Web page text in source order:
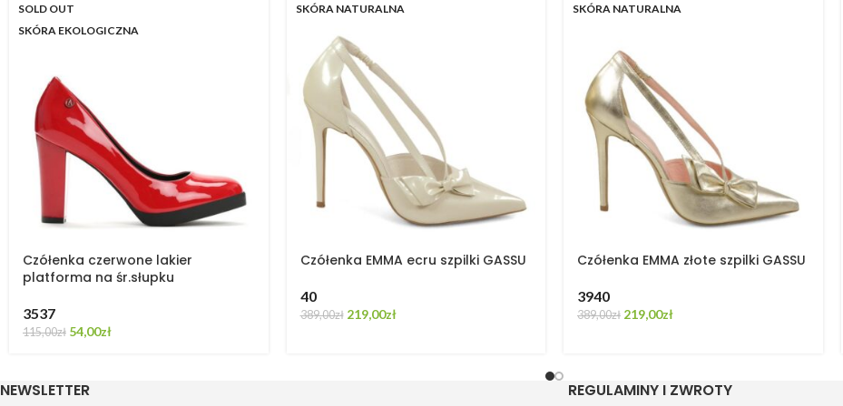
SOLD OUT
SKÓRA EKOLOGICZNA
Czółenka czerwone lakier
platforma na śr.słupku
3537
115,00zł 54,00zł
SKÓRA NATURALNA
Czółenka EMMA ecru szpilki GASSU
40
389,00zł 219,00zł
SKÓRA NATURALNA
Czółenka EMMA złote szpilki GASSU
3940
389,00zł 219,00zł
NEWSLETTER REGULAMINY I ZWROTY